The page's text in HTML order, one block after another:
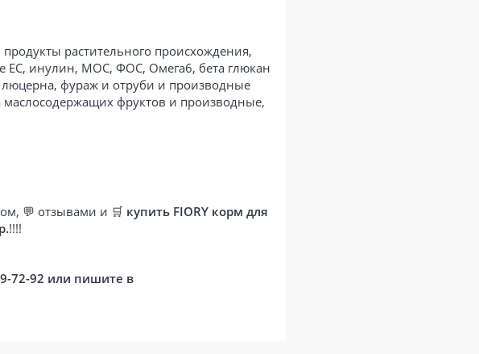
растительного происхождения,
EC, инулин, МОС, ФОС, Омега6, бета глюкан
люцерна, фураж и отруби и производные
маслосодержащих фруктов и производные,
💬 отзывами и 🛒 купить FIORY корм для
!!!!
72-92 или пишите в